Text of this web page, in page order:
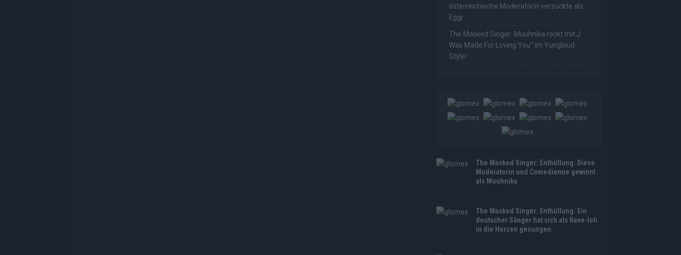
österreichische Moderatorin verzückte als
Eggi
The Masked Singer: Muuhnika rockt mit „I
Was Made For Loving You“ im Yungblud-
Style!
The Masked Singer: Enthüllung: Diese
Moderatorin und Comedienne gewinnt
als Muuhnika
The Masked Singer: Enthüllung: Ein
deutscher Sänger hat sich als Rave-Ioli
in die Herzen gesungen